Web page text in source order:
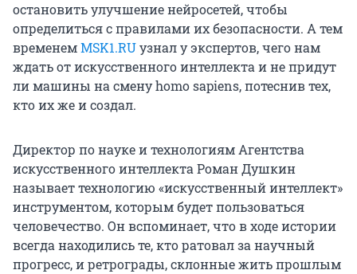
остановить улучшение нейросетей, чтобы
определиться с правилами их безопасности. А тем
временемMSK1.RUузнал у экспертов, чего нам
ждать от искусственного интеллекта и не придут
ли машины на смену homo sapiens, потеснив тех,
кто их же и создал.
Директор по науке и технологиям Агентства
искусственного интеллекта Роман Душкин
называет технологию «искусственный интеллект»
инструментом, которым будет пользоваться
человечество. Он вспоминает, что в ходе истории
всегда находились те, кто ратовал за научный
прогресс, и ретрограды, склонные жить прошлым